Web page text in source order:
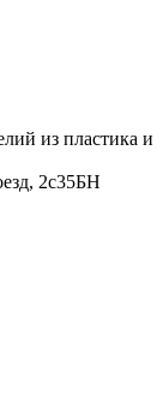
из пластика и
2с35БН